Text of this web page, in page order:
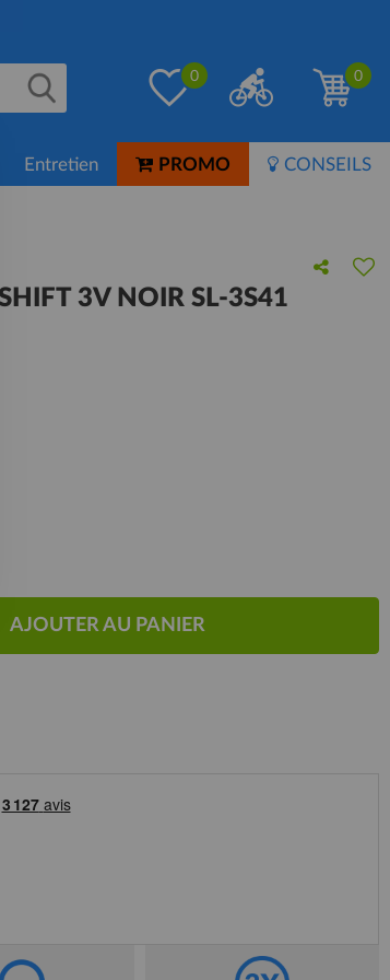
0 0
Entretien PROMO CONSEILS
3V NOIR SL-3S41
AJOUTER AU PANIER